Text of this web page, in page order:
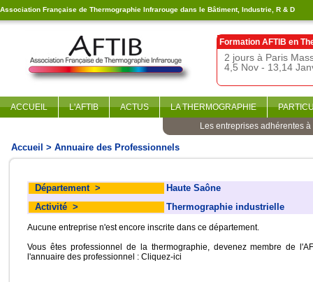
Association Française de Thermographie Infrarouge dans le Bâtiment, Industrie, R & D
Formation AFTIB en
2 jours à Paris
4,5 Nov - 13,14
ACCUEIL L'AFTIB ACTUS LA THERMOGRAPHIE
Les entreprises adhérentes à
Accueil > Annuaire des Professionnels
Département >
Haute Saône
Activité > Thermographie industrielle
Aucune entreprise n'est encore inscrite dans ce département.
Vous êtes professionnel de la thermographie, devenez membre de
l'annuaire des professionnel : Cliquez-ici